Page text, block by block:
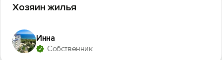
Хозяин жилья
Инна
Собственник